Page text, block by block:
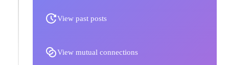
View past posts
View mutual connections